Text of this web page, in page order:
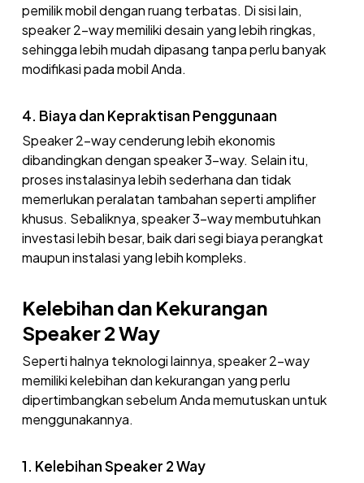
pemilik mobil dengan ruang terbatas. Di sisi lain,
speaker 2-way memiliki desain yang lebih ringkas,
sehingga lebih mudah dipasang tanpa perlu banyak
modifikasi pada mobil Anda.
4. Biaya dan Kepraktisan Penggunaan
Speaker 2-way cenderung lebih ekonomis
dibandingkan dengan speaker 3-way. Selain itu,
proses instalasinya lebih sederhana dan tidak
memerlukan peralatan tambahan seperti amplifier
khusus. Sebaliknya, speaker 3-way membutuhkan
investasi lebih besar, baik dari segi biaya perangkat
maupun instalasi yang lebih kompleks.
Kelebihan dan Kekurangan
Speaker 2 Way
Seperti halnya teknologi lainnya, speaker 2-way
memiliki kelebihan dan kekurangan yang perlu
dipertimbangkan sebelum Anda memutuskan untuk
menggunakannya.
1. Kelebihan Speaker 2 Way